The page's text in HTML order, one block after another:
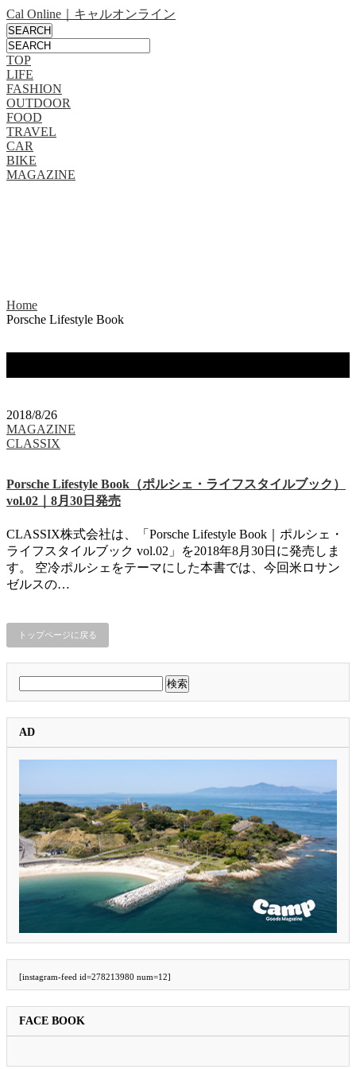
Cal Online｜キャルオンライン
TOP
LIFE
FASHION
OUTDOOR
FOOD
TRAVEL
CAR
BIKE
MAGAZINE
Home
Porsche Lifestyle Book
2018/8/26
MAGAZINE
CLASSIX
Porsche Lifestyle Book（ポルシェ・ライフスタイルブック）
vol.02｜8月30日発売
CLASSIX株式会社は、「Porsche Lifestyle Book｜ポルシェ・
ライフスタイルブック vol.02」を2018年8月30日に発売しま
す。 空冷ポルシェをテーマにした本書では、今回米ロサン
ゼルスの…
トップページに戻る
検
索:
AD
[instagram-feed id=278213980 num=12]
FACE BOOK